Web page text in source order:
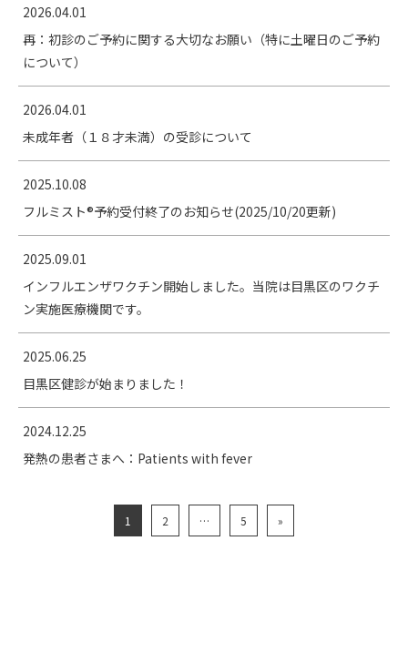
2026.04.01
再：初診のご予約に関する大切なお願い（特に土曜日のご予約
について）
2026.04.01
未成年者（１８才未満）の受診について
2025.10.08
フルミスト®予約受付終了のお知らせ(2025/10/20更新)
2025.09.01
インフルエンザワクチン開始しました。当院は目黒区のワクチ
ン実施医療機関です。
2025.06.25
目黒区健診が始まりました！
2024.12.25
発熱の患者さまへ：Patients with fever
1 2 … 5 »